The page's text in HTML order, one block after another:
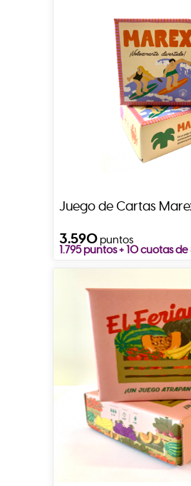
Juego de Cartas
3.590puntos
1.795 puntos + 10 cuotas